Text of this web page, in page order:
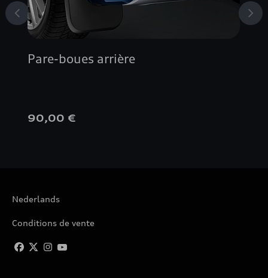
Pare-boues arrière
90,00 €
Nederlands
Conditions de vente